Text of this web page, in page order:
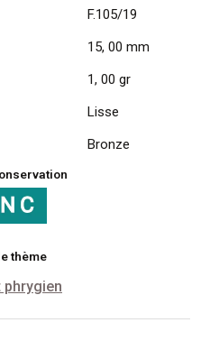
F.105/19
15, 00 mm
1, 00 gr
Lisse
Bronze
thème
phrygien